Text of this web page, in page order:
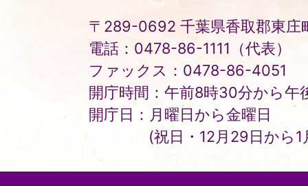
〒289-0692 千葉県香取郡東庄
電話：0478-86-1111（代表）
ファックス：0478-86-4051
開庁時間：午前8時30分から午
開庁日：月曜日から金曜日
(祝日・12月29日から